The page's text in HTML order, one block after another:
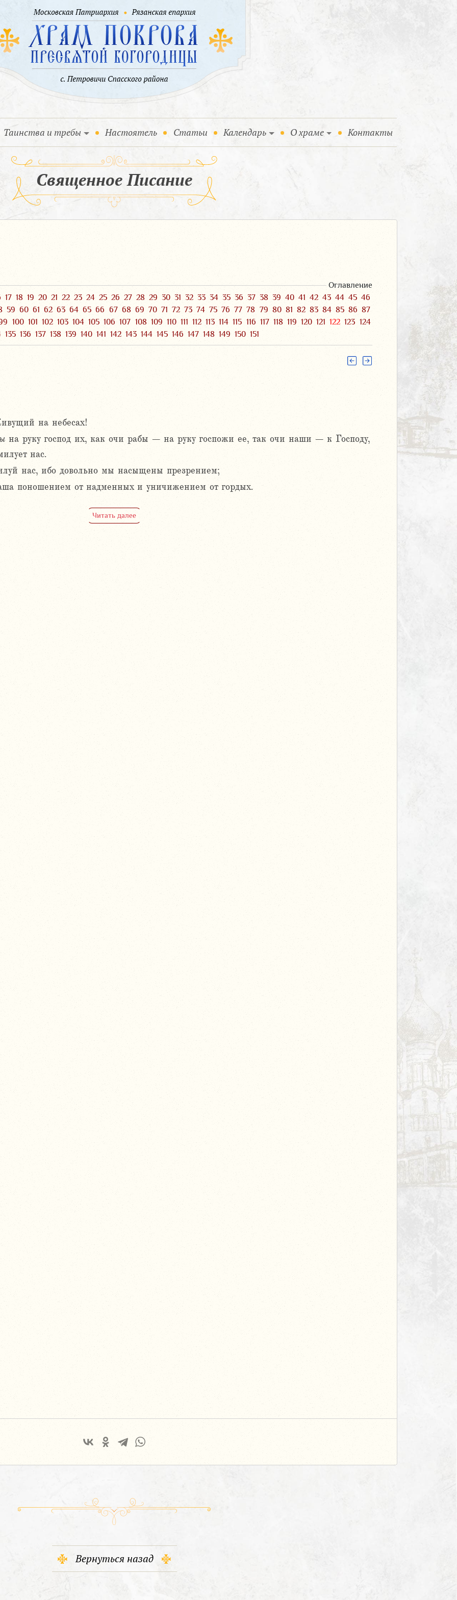
Таинства и требы Настоятель Статьи Календарь О храме Контакты
Священное Писание
Оглавление
17 18 19 20 21 22 23 24 25 26 27 28 29 30 31 32 33 34 35 36 37 38 39 40 41 42 43 44 45 46
59 60 61 62 63 64 65 66 67 68 69 70 71 72 73 74 75 76 77 78 79 80 81 82 83 84 85 86 87
100 101 102 103 104 105 106 107 108 109 110 111 112 113 114 115 116 117 118 119 120 121 122 123 124
135 136 137 138 139 140 141 142 143 144 145 146 147 148 149 150 151
на небесах!
на руку господ их, как очи рабы – на руку госпожи ее, так очи наши – к Господу,
нас.
нас, ибо довольно мы насыщены презрением;
поношением от надменных и уничижением от гордых.
Читать далее
Вернуться назад